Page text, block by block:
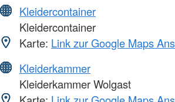
Kleidercontainer
Kleidercontainer
Karte: Link zur Google Maps
Kleiderkammer
Kleiderkammer Wolgast